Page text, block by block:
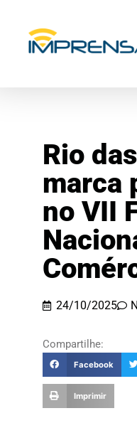
Rio
marca
no VII
24/10/2025
Compartilhe:
Facebook
Imprimir